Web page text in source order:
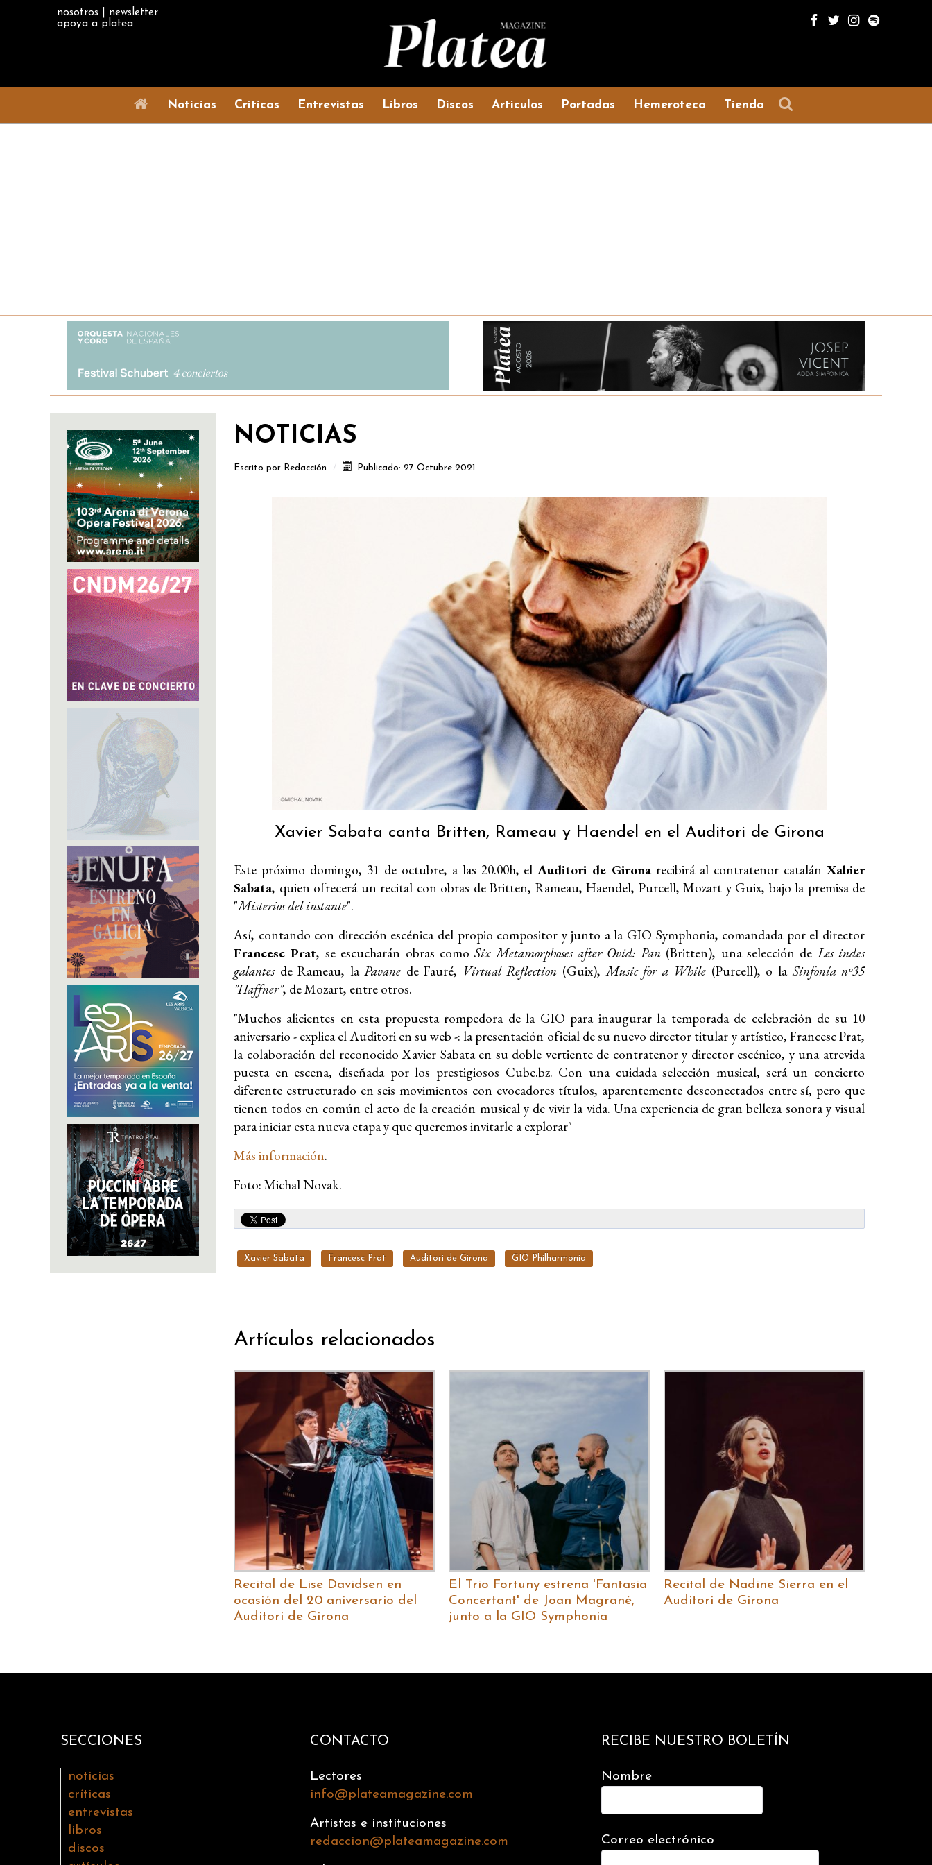
nosotros
newsletter
apoya a platea
Noticias Críticas Entrevistas Libros Discos Artículos Portadas Hemeroteca Tienda
NOTICIAS
Escrito por Redacción Publicado: 27 Octubre 2021
Xavier Sabata canta Britten, Rameau y Haendel en el Auditori de Girona
Este próximo domingo, 31 de octubre, a las 20.00h, elAuditori de Girona recibirá al contratenor catalánXabier
Sabata, quien ofrecerá un recital con obras de Britten, Rameau, Haendel, Purcell, Mozart y Guix, bajo la premisa de
"Misterios del instante".
Así, contando con dirección escénica del propio compositor y junto a la GIO Symphonia, comandada por el director
Francesc Prat, se escucharán obras comoSix Metamorphoses after Ovid: Pan(Britten), una selección deLes indes
galantesde Rameau, laPavane de Fauré, Virtual Reflection (Guix),Music for a While (Purcell), o laSinfonía nº35
"Haffner", de Mozart, entre otros.
"Muchos alicientes en esta propuesta rompedora de la GIO para inaugurar la temporada de celebración de su 10
aniversario - explica el Auditori en su web -: la presentación oficial de su nuevo director titular y artístico, Francesc Prat,
la colaboración del reconocido Xavier Sabata en su doble vertiente de contratenor y director escénico, y una atrevida
puesta en escena, diseñada por los prestigiosos Cube.bz. Con una cuidada selección musical, será un concierto
diferente estructurado en seis movimientos con evocadores títulos, aparentemente desconectados entre sí, pero que
tienen todos en común el acto de la creación musical y de vivir la vida. Una experiencia de gran belleza sonora y visual
para iniciar esta nueva etapa y que queremos invitarle a explorar"
Más información.
Foto: Michal Novak.
Xavier Sabata Francesc Prat Auditori de Girona GIO Philharmonia
Artículos relacionados
Recital de Lise Davidsen en
ocasión del 20 aniversario del
Auditori de Girona
El Trio Fortuny estrena 'Fantasia
Concertant' de Joan Magrané,
junto a la GIO Symphonia
Recital de Nadine Sierra en el
Auditori de Girona
SECCIONES
noticias
críticas
entrevistas
libros
discos
CONTACTO
Lectores
info@plateamagazine.com
Artistas e instituciones
redaccion@plateamagazine.com
RECIBE NUESTRO BOLETÍN
Nombre
Correo electrónico